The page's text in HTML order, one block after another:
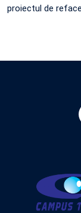
proiectul de